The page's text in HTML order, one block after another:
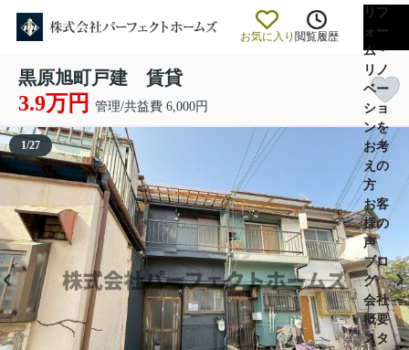
お気に入り 閲覧履歴
リフ
ォー
ム・
リノ
ベー
ショ
ンを
お考
えの
方
お客
様の
声
ブロ
グ
会社
概要
スタ
黒原旭町戸建 賃貸
3.9万円 管理/共益費 6,000円
1/27